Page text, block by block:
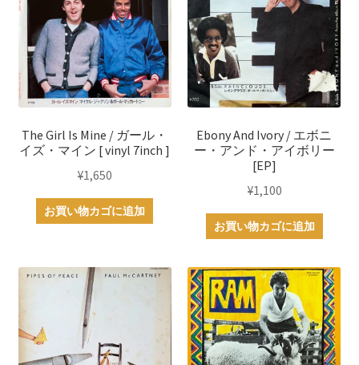
The Girl Is Mine / ガール・
イズ・マイン [ vinyl 7inch ]
¥1,650
お買い物カゴに追加
Ebony And Ivory / エボニ
ー・アンド・アイボリー
[EP]
¥1,100
お買い物カゴに追加